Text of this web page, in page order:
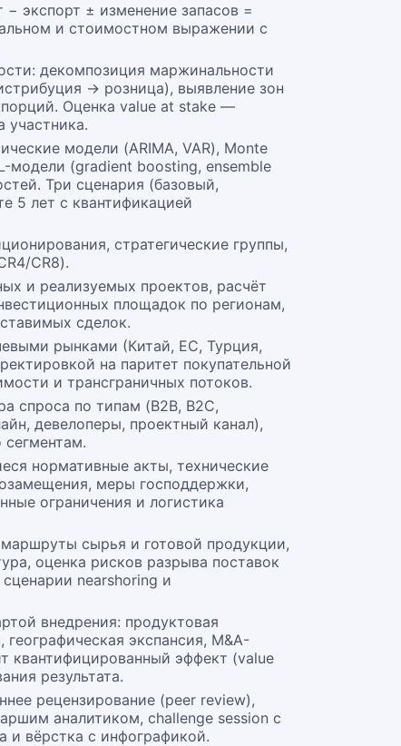
экспорт ± изменение запасов =
и стоимостном выражении с
декомпозиция маржинальности
→ розница), выявление зон
Оценка value at stake —
участника.
модели (ARIMA, VAR), Monte
модели (gradient boosting, ensemble
Три сценария (базовый,
5 лет с квантификацией
стратегические группы,
CR8).
и реализуемых проектов, расчёт
площадок по регионам,
сделок.
рынками (Китай, ЕС, Турция,
на паритет покупательной
и трансграничных потоков.
спроса по типам (B2B, B2C,
девелоперы, проектный канал),
нормативные акты, технические
меры господдержки,
ограничения и логистика
сырья и готовой продукции,
оценка рисков разрыва поставок
nearshoring и
внедрения: продуктовая
экспансия, M&A-
квантифицированный эффект (value
результата.
рецензирование (peer review),
аналитиком, challenge session с
и вёрстка с инфографикой.